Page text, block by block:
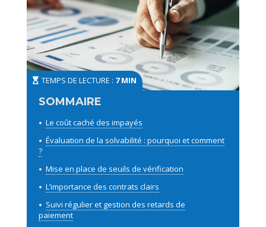
TEMPS DE LECTURE : 7 MIN
Le coût caché des impayés
Évaluation de la solvabilité : pourquoi et comment
?
Mise en place de seuils de vérification
L’importance des contrats clairs
Suivi régulier et gestion des retards de
paiement